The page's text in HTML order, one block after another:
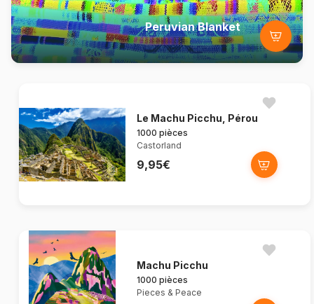
Peruvian Blanket
Le Machu Picchu, Pérou
1000 pièces
Castorland
9,95€
Machu Picchu
1000 pièces
Pieces & Peace